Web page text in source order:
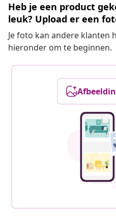
Heb je een product
leuk? Upload er een
Je foto kan andere klanten
hieronder om te beginnen.